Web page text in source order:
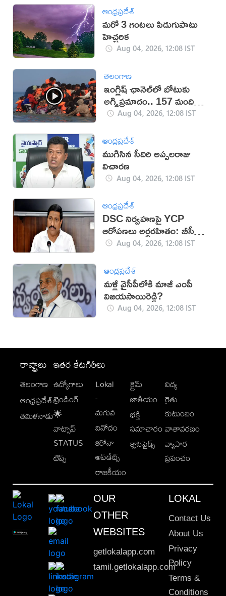
ఆంధ్రప్రదేశ్
మరో 3 గంటలు పిడుగుపాటు
హెచ్చరిక
Aug 04, 2026, 12:08 IST
తెలంగాణ
ఇంగ్లిష్ ఛానెల్‌లో బోటుకు
అగ్నిప్రమాదం.. 157 మంది
సురక్షితం
Aug 04, 2026, 12:08 IST
ఆంధ్రప్రదేశ్
ముగిసిన సీదిరి అప్పలరాజు
విచారణ
Aug 04, 2026, 12:08 IST
ఆంధ్రప్రదేశ్
DSC నిర్వహణపై YCP
ఆరోపణలు అర్థరహితం: బీసీ
జనార్దన్‌రెడ్డి
Aug 04, 2026, 12:08 IST
ఆంధ్రప్రదేశ్
మళ్లీ వైసీపీలోకి మాజీ ఎంపీ
విజయసాయిరెడ్డి?
Aug 04, 2026, 12:08 IST
రాష్ట్రాలు
తెలంగాణ
ఆంధ్రప్రదేశ్
తమిళనాడు
ఇతర కేటగిరీలు
ఉద్యోగాలు
ట్రెండింగ్
🌟
వాట్సాప్
STATUS
టిప్స్
Lokal
-
మగువ
వినోదం
కరోనా
అప్‌డేట్స్
రాజకీయం
క్రైమ్
జాతీయం
భక్తి
సమాచారం
క్లాసిఫైడ్స్
విద్య
రైతు
కుటుంబం
వాతావరణం
వ్యాపార
ప్రపంచం
OUR
OTHER
WEBSITES
getlokalapp.com
tamil.getlokalapp.com
LOKAL
Contact Us
About Us
Privacy
Policy
Terms &
Conditions